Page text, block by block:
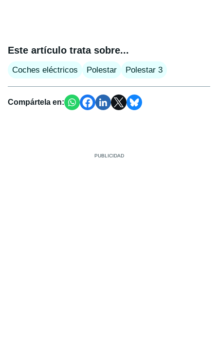
Este artículo trata sobre...
Coches eléctricos Polestar Polestar 3
Compártela en: